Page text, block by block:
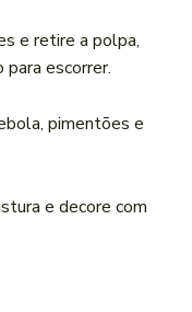
e retire a polpa,
para escorrer.
pimentões e
e decore com